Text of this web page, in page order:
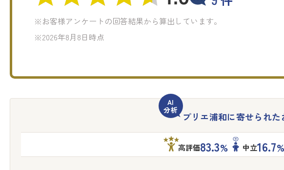
※お客様アンケートの回答結果から算出しています。
※2026年8月8日時点
プリエ浦和に寄せられた
高評価83.3% 中立16.7%